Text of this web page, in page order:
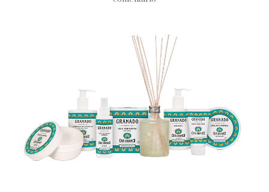
Chá
Branco
da
Granado